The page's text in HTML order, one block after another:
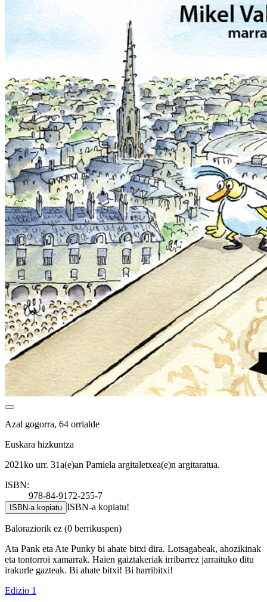
Azal gogorra, 64 orrialde
Euskara hizkuntza
2021ko urr. 31a(e)an Pamiela argitaletxea(e)n argitaratua.
ISBN:
978-84-9172-255-7
ISBN-a kopiatu ISBN-a kopiatu!
Baloraziorik ez (0 berrikuspen)
Ata Pank eta Ate Punky bi ahate bitxi dira. Lotsagabeak, ahozikinak
eta tontorroi xamarrak. Haien gaiztakeriak irribarrez jarraituko ditu
irakurle gazteak. Bi ahate bitxi! Bi harribitxi!
Edizio 1